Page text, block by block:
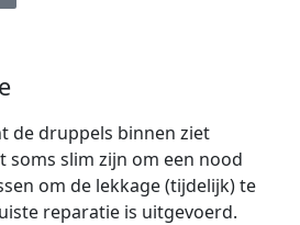
de druppels binnen ziet
soms slim zijn om een nood
om de lekkage (tijdelijk) te
reparatie is uitgevoerd.